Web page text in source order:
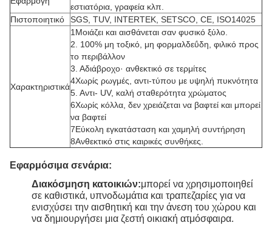
εστιατόρια, γραφεία κλπ.
Πιστοποιητικό
SGS, TUV, INTERTEK, SETSCO, CE, ISO14025
Χαρακτηριστικά
1Μοιάζει και αισθάνεται σαν φυσικό ξύλο.
2. 100% μη τοξικό, μη φορμαλδεΰδη, φιλικό προς
το περιβάλλον
3. Αδιάβροχο· ανθεκτικό σε τερμίτες
4Χωρίς ρωγμές, αντι-τύπου με υψηλή πυκνότητα
5. Αντι- UV, καλή σταθερότητα χρώματος
6Χωρίς κόλλα, δεν χρειάζεται να βαφτεί και μπορεί
να βαφτεί
7Εύκολη εγκατάσταση και χαμηλή συντήρηση
8Ανθεκτικό στις καιρικές συνθήκες.
Εφαρμόσιμα σενάρια:
Διακόσμηση κατοικιών:μπορεί να χρησιμοποιηθεί
σε καθιστικά, υπνοδωμάτια και τραπεζαρίες για να
ενισχύσει την αισθητική και την άνεση του χώρου και
να δημιουργήσει μια ζεστή οικιακή ατμόσφαιρα.